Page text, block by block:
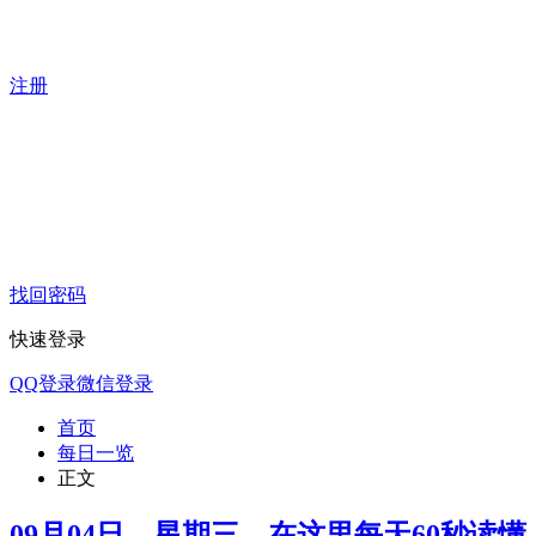
注册
找回密码
快速登录
QQ登录微信登录
首页
每日一览
正文